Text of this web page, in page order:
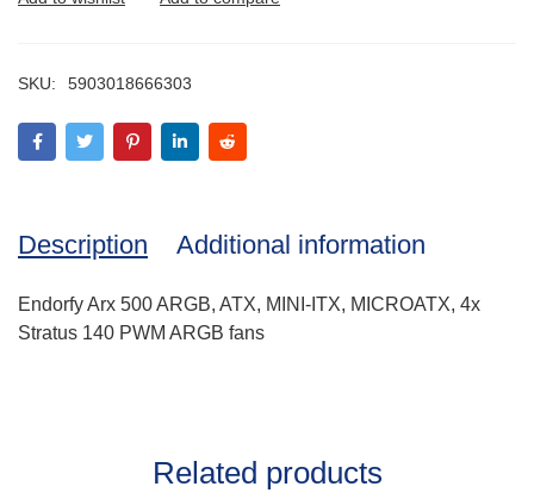
SKU: 5903018666303
Description Additional information
Endorfy Arx 500 ARGB, ATX, MINI-ITX, MICROATX, 4x
Stratus 140 PWM ARGB fans
Related products